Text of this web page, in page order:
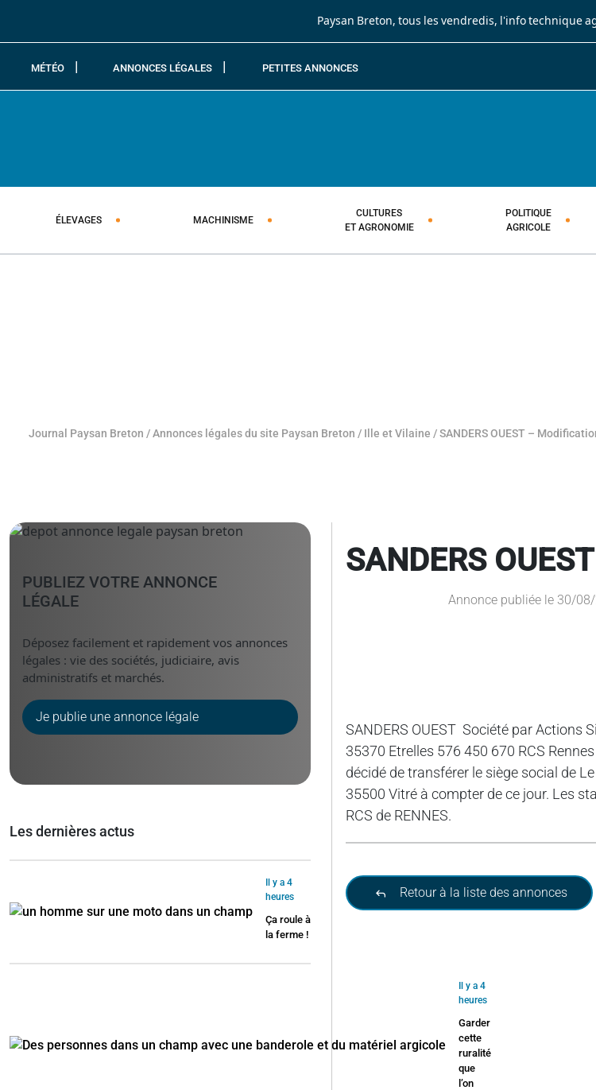
Paysan Breton, tous les vendredis, l'info technique
MÉTÉO ANNONCES LÉGALES PETITES ANNONCES
ÉLEVAGES MACHINISME
CULTURES
ET AGRONOMIE
POLITIQUE
AGRICOLE
Journal Paysan Breton /Annonces légales du site Paysan Breton / Ille et Vilaine /SANDERS OUEST –
SANDERS
Annonce publiée le 30/
SANDERS OUEST Société par Actions
35370 Etrelles 576 450 670 RCS
décidé de transférer le siège social de
35500 Vitré à compter de ce jour. Les
RCS de RENNES.
Retour à la liste des annonces
PUBLIEZ VOTRE ANNONCE
LÉGALE
Déposez facilement et rapidement vos annonces
légales : vie des sociétés, judiciaire, avis
administratifs et marchés.
Je publie une annonce légale
Les dernières actus
Il y a 4
heures
Ça roule à
la ferme !
Il y a 4
heures
Garder
cette
ruralité
que
l’on